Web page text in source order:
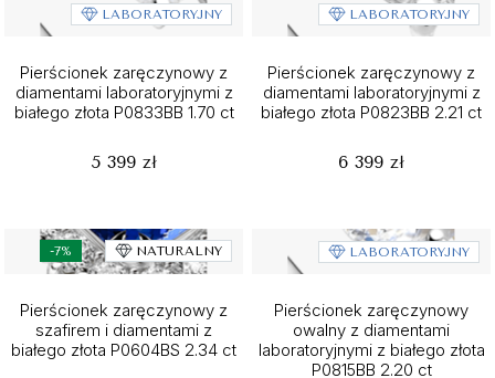
LABORATORYJNY
Pierścionek zaręczynowy z
diamentami laboratoryjnymi z
białego złota P0833BB 1.70 ct
5 399 zł
LABORATORYJNY
Pierścionek zaręczynowy z
diamentami laboratoryjnymi z
białego złota P0823BB 2.21 ct
6 399 zł
-7% NATURALNY
Pierścionek zaręczynowy z
szafirem i diamentami z
białego złota P0604BS 2.34 ct
LABORATORYJNY
Pierścionek zaręczynowy
owalny z diamentami
laboratoryjnymi z białego złota
P0815BB 2.20 ct